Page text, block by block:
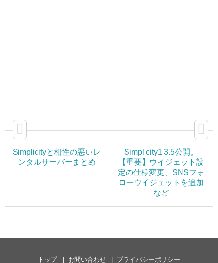
Simplicityと相性の悪いレ
ンタルサーバーまとめ
Simplicity1.3.5公開。
【重要】ウイジェット設
定の仕様変更、SNSフォ
ローウイジェットを追加
など
トップ お問い合わせ プライバシーポリシー